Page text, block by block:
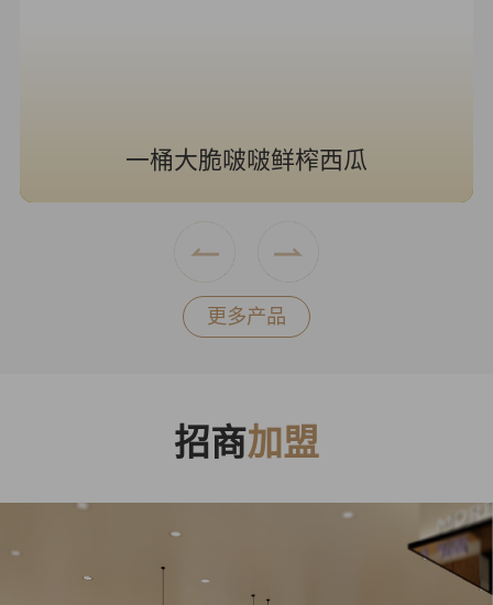
一桶大脆啵啵鲜榨西瓜
更多产品
招商加盟